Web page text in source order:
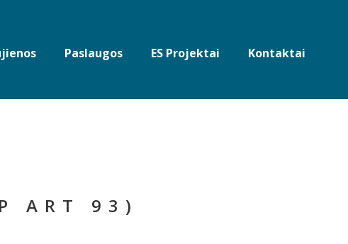
Paslaugos ES Projektai Kontaktai
ART 93)